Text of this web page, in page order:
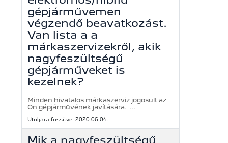
gépjárművemen
végzendő beavatkozást.
Van lista a a
márkaszervizekről, akik
nagyfeszültségű
gépjárműveket is
kezelnek?
Minden hivatalos márkaszerviz jogosult az
Ön gépjárművének javítására. ...
Utoljára frissítve: 2020.06.04.
Mik a nagyfeszültségű